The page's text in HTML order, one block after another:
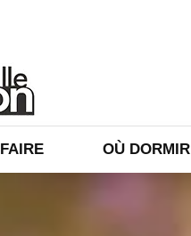
OÙ DORMIR